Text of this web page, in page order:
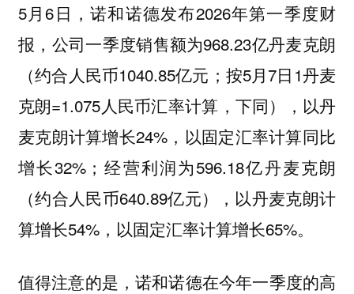
5月6日，诺和诺德发布2026年第一季度财
报，公司一季度销售额为968.23亿丹麦克朗
（约合人民币1040.85亿元；按5月7日1丹麦
克朗=1.075人民币汇率计算，下同），以丹
麦克朗计算增长24%，以固定汇率计算同比
增长32%；经营利润为596.18亿丹麦克朗
（约合人民币640.89亿元），以丹麦克朗计
算增长54%，以固定汇率计算增长65%。
值得注意的是，诺和诺德在今年一季度的高